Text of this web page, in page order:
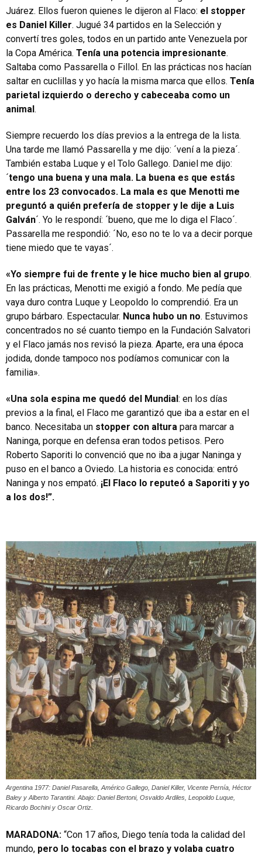
Juárez. Ellos fueron quienes le dijeron al Flaco: el stopper
es Daniel Killer. Jugué 34 partidos en la Selección y
convertí tres goles, todos en un partido ante Venezuela por
la Copa América. Tenía una potencia impresionante.
Saltaba como Passarella o Fillol. En las prácticas nos hacían
saltar en cuclillas y yo hacía la misma marca que ellos. Tenía
parietal izquierdo o derecho y cabeceaba como un
animal.
Siempre recuerdo los días previos a la entrega de la lista.
Una tarde me llamó Passarella y me dijo: ´vení a la pieza´.
También estaba Luque y el Tolo Gallego. Daniel me dijo:
´tengo una buena y una mala. La buena es que estás
entre los 23 convocados. La mala es que Menotti me
preguntó a quién prefería de stopper y le dije a Luis
Galván´. Yo le respondí: ´bueno, que me lo diga el Flaco´.
Passarella me respondió: ´No, eso no te lo va a decir porque
tiene miedo que te vayas´.
«Yo siempre fui de frente y le hice mucho bien al grupo.
En las prácticas, Menotti me exigió a fondo. Me pedía que
vaya duro contra Luque y Leopoldo lo comprendió. Era un
grupo bárbaro. Espectacular. Nunca hubo un no. Estuvimos
concentrados no sé cuanto tiempo en la Fundación Salvatori
y el Flaco jamás nos revisó la pieza. Aparte, era una época
jodida, donde tampoco nos podíamos comunicar con la
familia».
«Una sola espina me quedó del Mundial: en los días
previos a la final, el Flaco me garantizó que iba a estar en el
banco. Necesitaba un stopper con altura para marcar a
Naninga, porque en defensa eran todos petisos. Pero
Roberto Saporiti lo convenció que no iba a jugar Naninga y
puso en el banco a Oviedo. La historia es conocida: entró
Naninga y nos empató. ¡El Flaco lo reputeó a Saporiti y yo
a los dos!”.
Argentina 1977: Daniel Pasarella, Américo Gallego, Daniel Killer, Vicente Pernía, Héctor
Baley y Alberto Tarantini. Abajo: Daniel Bertoni, Osvaldo Ardiles, Leopoldo Luque,
Ricardo Bochini y Oscar Ortiz.
MARADONA: “Con 17 años, Diego tenía toda la calidad del
mundo, pero lo tocabas con el brazo y volaba cuatro